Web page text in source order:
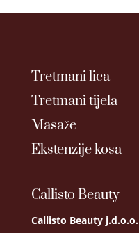
Tretmani lica
Tretmani tijela
Masaže
Ekstenzije kosa
Callisto Beauty
Callisto Beauty j.d.o.o.